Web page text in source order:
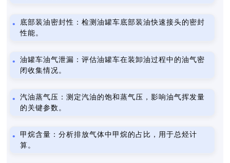
底部装油密封性：检测油罐车底部装油快速接头的密封
性能。
油罐车油气泄漏：评估油罐车在装卸油过程中的油气密
闭收集情况。
汽油蒸气压：测定汽油的饱和蒸气压，影响油气挥发量
的关键参数。
甲烷含量：分析排放气体中甲烷的占比，用于总烃计
算。